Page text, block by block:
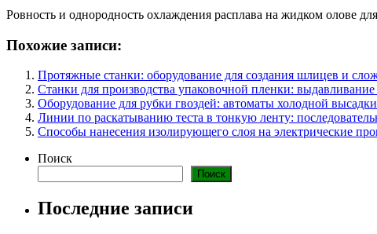
Ровность и однородность охлаждения расплава на жидком олове
Похожие записи:
Протяжные станки: оборудование для создания шлицев и
Станки для производства упаковочной пленки:
Оборудование для рубки гвоздей: автоматы холодной
Линии по раскатыванию теста в тонкую ленту:
Способы нанесения изолирующего слоя на электрические
Поиск
Поиск
Последние записи